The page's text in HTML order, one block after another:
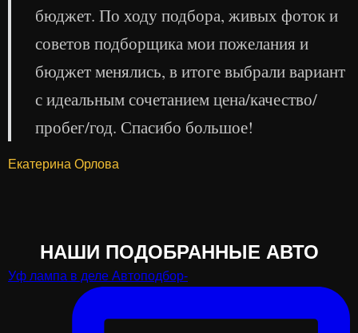
бюджет. По ходу подбора, живых фоток и
советов подборщика мои пожелания и
бюджет менялись, в итоге выбрали вариант
с идеальным сочетанием цена/качество/
пробег/год. Спасибо большое!
Екатерина Орлова
НАШИ ПОДОБРАННЫЕ АВТО
Уф лампа в деле Автоподбор-